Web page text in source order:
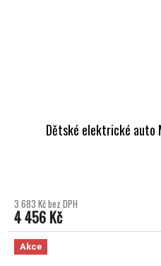
Dětské elektrické auto
3 683 Kč bez DPH
4 456 Kč
Akce